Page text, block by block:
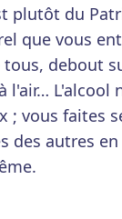
plutôt du
que vous
debout
l'air… L'alcool
; vous faites
des autres